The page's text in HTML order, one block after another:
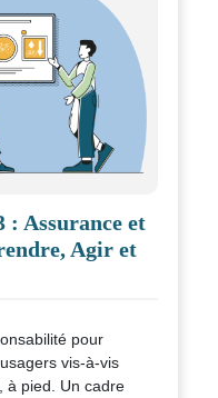
: Assurance et
Agir et
pour
vis-à-vis
à pied. Un cadre